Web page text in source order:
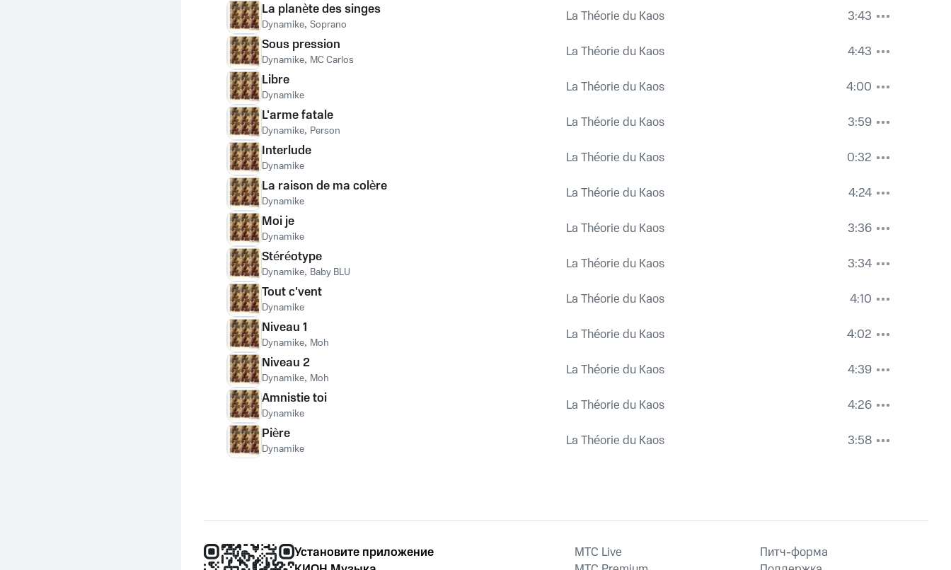
La planète des singes
Dynamike, Soprano La Théorie du Kaos
3:43
Sous pression
Dynamike, MC Carlos La Théorie du Kaos
4:43
Libre
Dynamike La Théorie du Kaos
4:00
L'arme fatale
Dynamike, Person La Théorie du Kaos
3:59
Interlude
Dynamike La Théorie du Kaos
0:32
La raison de ma colère
Dynamike La Théorie du Kaos
4:24
Moi je
Dynamike La Théorie du Kaos
3:36
Stéréotype
Dynamike, Baby BLU La Théorie du Kaos
3:34
Tout c'vent
Dynamike La Théorie du Kaos
4:10
Niveau 1
Dynamike, Moh La Théorie du Kaos
4:02
Niveau 2
Dynamike, Moh La Théorie du Kaos
4:39
Amnistie toi
Dynamike La Théorie du Kaos
4:26
Pière
Dynamike La Théorie du Kaos 3:58
Установите приложение
MTС Live
Питч-форма